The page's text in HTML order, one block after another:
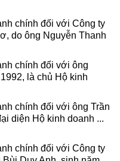
chính đối với Công ty
do ông Nguyễn Thanh
chính đối với ông
là chủ Hộ kinh
chính đối với ông Trần
diện Hộ kinh doanh ...
chính đối với Công ty